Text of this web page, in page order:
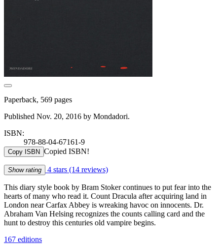
Paperback, 569 pages
Published Nov. 20, 2016 by Mondadori.
ISBN:
978-88-04-67161-9
Copy ISBN Copied ISBN!
Show rating 4 stars (14 reviews)
This diary style book by Bram Stoker continues to put fear into the
hearts of many who read it. Count Dracula after acquiring land in
London near Carfax Abbey is wreaking havoc on innocents. Dr.
Abraham Van Helsing recognizes the counts calling card and the
hunt to destroy this centuries old vampire begins.
167 editions